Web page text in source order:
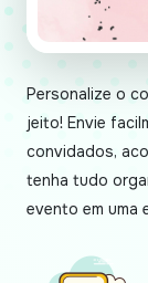
Personalize o
jeito! Envie
convidados,
tenha tudo
evento em uma